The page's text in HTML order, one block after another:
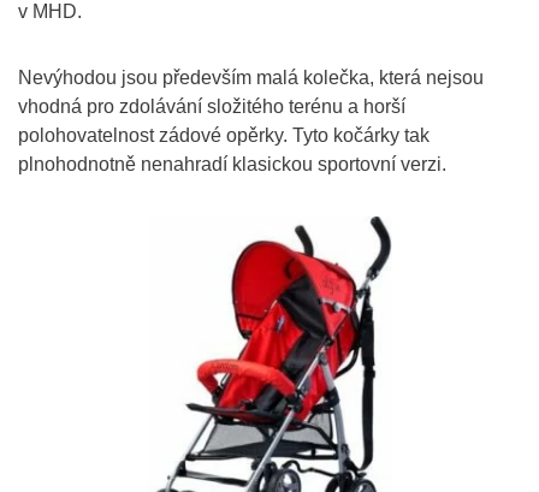
v MHD.
Nevýhodou jsou především malá kolečka, která nejsou
vhodná pro zdolávání složitého terénu a horší
polohovatelnost zádové opěrky. Tyto kočárky tak
plnohodnotně nenahradí klasickou sportovní verzi.